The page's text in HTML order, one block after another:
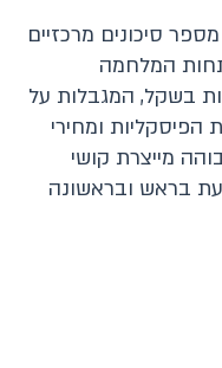
סיכונים מרכזיים
המלחמה
בשקל, המגבלות על
הפיסקליות ומחירי
מייצרת קושי
בראש ובראשונה